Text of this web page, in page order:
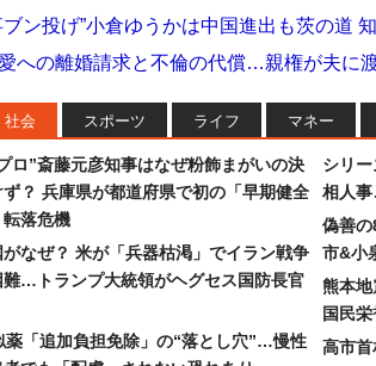
ブン投げ”小倉ゆうかは中国進出も茨の道
への離婚請求と不倫の代償…親権が夫に
社会 スポーツ ライフ マネー
ロ”斎藤元彦知事はなぜ粉飾まがいの決
？ 兵庫県が都道府県で初の「早期健全
落危機
なぜ？ 米が「兵器枯渇」でイラン戦争
難…トランプ大統領がヘグセス国防長官
薬「追加負担免除」の“落とし穴”…慢性
シリ
相人事
偽善
市&小
熊本
国民
高市